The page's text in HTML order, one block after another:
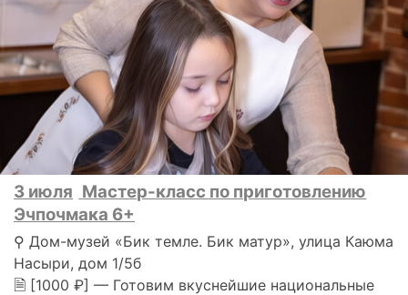
3 июля Мастер-класс по приготовлению
Эчпочмака 6+
⚲ Дом-музей «Бик темле. Бик матур», улица Каюма
Насыри, дом 1/5б
🗎 [1000 ₽] — Готовим вкуснейшие национальные